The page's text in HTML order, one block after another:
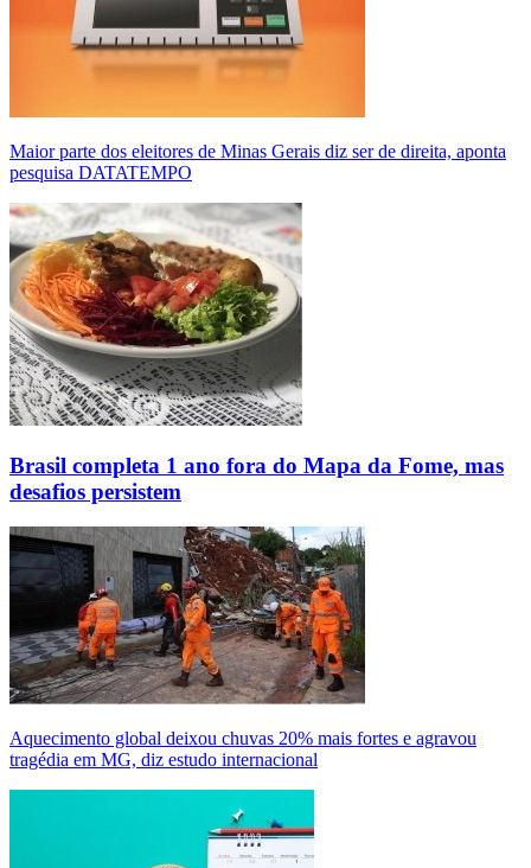
Maior parte dos eleitores de Minas Gerais diz ser de direita, aponta
pesquisa DATATEMPO
Brasil completa 1 ano fora do Mapa da Fome, mas
desafios persistem
Aquecimento global deixou chuvas 20% mais fortes e agravou
tragédia em MG, diz estudo internacional